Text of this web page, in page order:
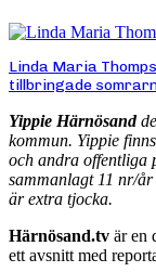
Linda Maria
tillbringade
Yippie Härnösand
kommun. Yippie
och andra offentliga
sammanlagt 11 nr/
är extra tjocka.
Härnösand.tv är en
ett avsnitt med